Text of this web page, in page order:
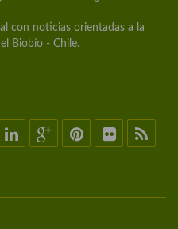
con noticias orientadas a la
Biobío - Chile.